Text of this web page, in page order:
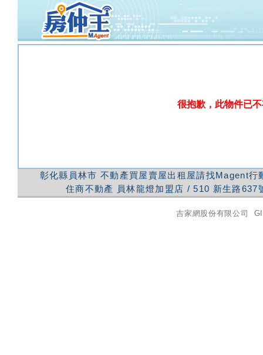
很抱歉，此物件已
彰化縣員林市 不動產買屋賣屋出租屋請找Magent
住商不動產
員林龍燈加盟店 /510 新生路637
吉家網股份有限公司